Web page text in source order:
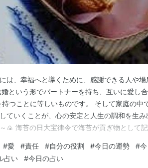
は、幸福へと導くために、感謝できる人や
という形でパートナーを持ち、互いに愛し
持つことに等しいものです。 そして家庭の
ていくことが、心の安定と人生の調和を生
🍙 海苔の日大宝律令で海苔が貢ぎ物として
ろ）から。抹茶文化を楽しむ日。 ✍️ ブログ
ブログを書く・読む楽しさを広める…
#愛 #責任 #自分の役割 #今日の運勢 #
占い #今日の占い